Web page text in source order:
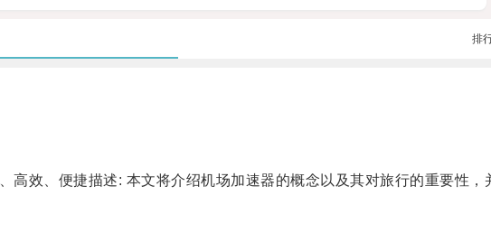
排
效、便捷描述: 本文将介绍机场加速器的概念以及其对旅行的重要性，